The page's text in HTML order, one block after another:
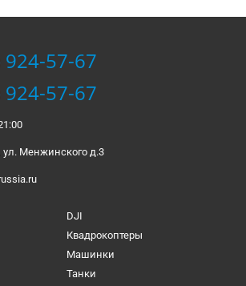
924-57-67
924-57-67
ул. Менжинского д.3
DJI
Квадрокоптеры
Машинки
Танки